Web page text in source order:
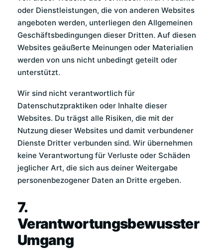
oder Dienstleistungen, die von anderen Websites
angeboten werden, unterliegen den Allgemeinen
Geschäftsbedingungen dieser Dritten. Auf diesen
Websites geäußerte Meinungen oder Materialien
werden von uns nicht unbedingt geteilt oder
unterstützt.
Wir sind nicht verantwortlich für
Datenschutzpraktiken oder Inhalte dieser
Websites. Du trägst alle Risiken, die mit der
Nutzung dieser Websites und damit verbundener
Dienste Dritter verbunden sind. Wir übernehmen
keine Verantwortung für Verluste oder Schäden
jeglicher Art, die sich aus deiner Weitergabe
personenbezogener Daten an Dritte ergeben.
7.
Verantwortungsbewusster
Umgang